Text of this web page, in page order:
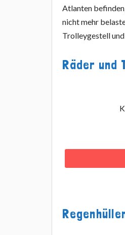
Atlanten
nicht mehr
Trolleygestell
Räder und